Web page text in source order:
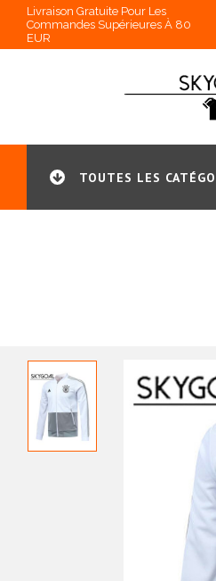
Livraison Gratuite Pour Les
Commandes Supérieures À 80
EUR
TOUTES LES